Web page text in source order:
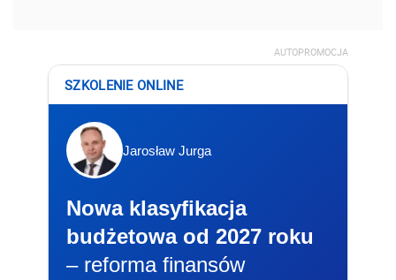
AUTOPROMOCJA
SZKOLENIE ONLINE
Jarosław Jurga
Nowa klasyfikacja
budżetowa od 2027 roku
– reforma finansów